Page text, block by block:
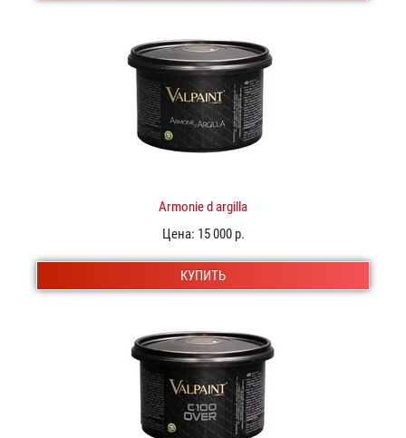
Armonie d argilla
Цена: 15 000 р.
КУПИТЬ